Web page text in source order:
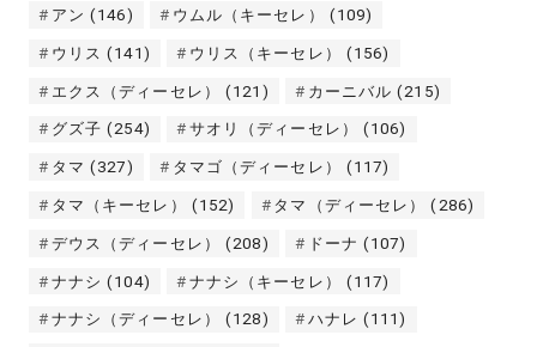
アン (146) ウムル（キーセレ） (109)
ウリス (141) ウリス（キーセレ） (156)
エクス（ディーセレ） (121) カーニバル (215)
グズ子 (254) サオリ（ディーセレ） (106)
タマ (327) タマゴ（ディーセレ） (117)
タマ（キーセレ） (152) タマ（ディーセレ） (286)
デウス（ディーセレ） (208) ドーナ (107)
ナナシ (104) ナナシ（キーセレ） (117)
ナナシ（ディーセレ） (128) ハナレ (111)